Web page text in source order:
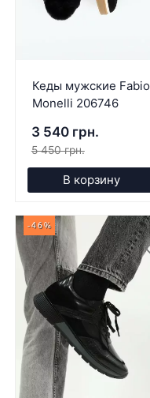
Кеды мужские Fabio
Monelli 206746
3 540 грн.
5 450 грн.
В корзину
-46%